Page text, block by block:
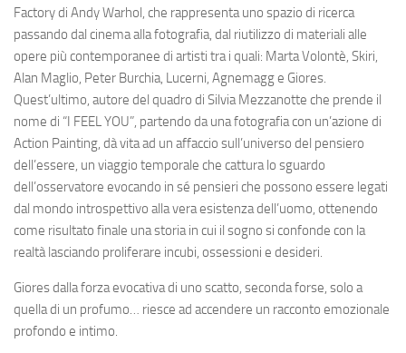
Factory di Andy Warhol, che rappresenta uno spazio di ricerca
passando dal cinema alla fotografia, dal riutilizzo di materiali alle
opere più contemporanee di artisti tra i quali: Marta Volontè, Skiri,
Alan Maglio, Peter Burchia, Lucerni, Agnemagg e Giores.
Quest’ultimo, autore del quadro di Silvia Mezzanotte che prende il
nome di “I FEEL YOU”, partendo da una fotografia con un’azione di
Action Painting, dà vita ad un affaccio sull’universo del pensiero
dell’essere, un viaggio temporale che cattura lo sguardo
dell’osservatore evocando in sé pensieri che possono essere legati
dal mondo introspettivo alla vera esistenza dell’uomo, ottenendo
come risultato finale una storia in cui il sogno si confonde con la
realtà lasciando proliferare incubi, ossessioni e desideri.
Giores dalla forza evocativa di uno scatto, seconda forse, solo a
quella di un profumo… riesce ad accendere un racconto emozionale
profondo e intimo.